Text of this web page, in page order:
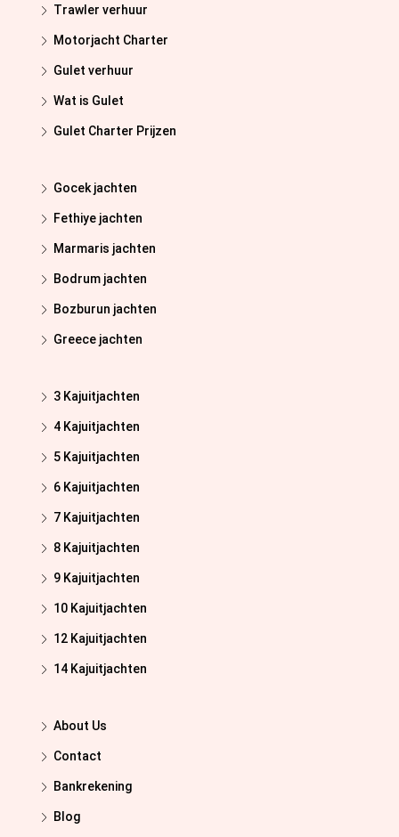
Trawler verhuur
Motorjacht Charter
Gulet verhuur
Wat is Gulet
Gulet Charter Prijzen
Gocek jachten
Fethiye jachten
Marmaris jachten
Bodrum jachten
Bozburun jachten
Greece jachten
3 Kajuitjachten
4 Kajuitjachten
5 Kajuitjachten
6 Kajuitjachten
7 Kajuitjachten
8 Kajuitjachten
9 Kajuitjachten
10 Kajuitjachten
12 Kajuitjachten
14 Kajuitjachten
About Us
Contact
Bankrekening
Blog